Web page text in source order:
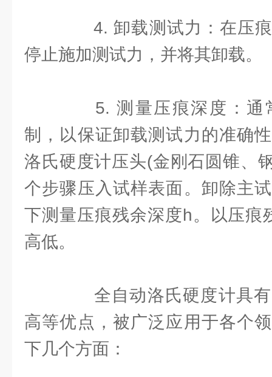
4. 卸载测试力：在压痕
停止施加测试力，并将其卸载。
5. 测量压痕深度：通
制，以保证卸载测试力的准确
洛氏硬度计压头(金刚石圆锥、
个步骤压入试样表面。卸除主
下测量压痕残余深度h。以压痕
高低。
全自动洛氏硬度计具有
高等优点，被广泛应用于各个
下几个方面：